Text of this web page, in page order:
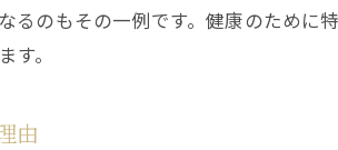
るのもその一例です。健康のため
。
由